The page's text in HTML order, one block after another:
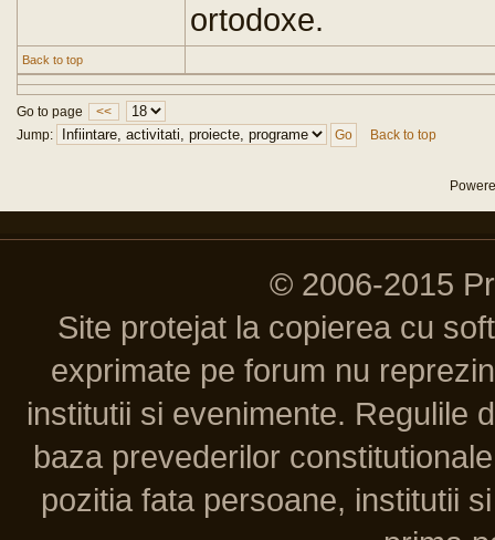
ortodoxe.
Back to top
Go to page
<<
Jump:
Back to top
© 2006-2015
Site protejat la copierea cu
exprimate pe forum nu
institutii si evenimente. Regulile
baza prevederilor
pozitia fata persoane, institutii